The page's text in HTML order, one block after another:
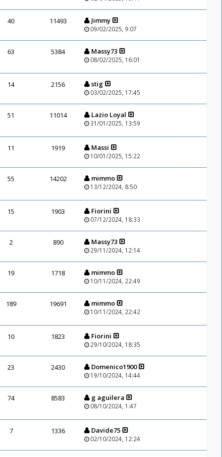
40 11493 Jimmy
09/02/2025, 9:07
63 5384 Massy73
08/02/2025, 16:01
14 2156 stig
03/02/2025, 17:45
51 11014 Lazio Loyal
31/01/2025, 13:59
11 1919 Massi
10/01/2025, 15:22
55 14202 mimmo
13/12/2024, 8:50
15 1903 Fiorini
07/12/2024, 18:33
2 890 Massy73
29/11/2024, 12:14
19 1718 mimmo
10/11/2024, 22:49
189 19691 mimmo
10/11/2024, 22:42
10 1823 Fiorini
29/10/2024, 18:35
23 2430 Domenico1900
19/10/2024, 14:44
74 8583 g aguilera
08/10/2024, 1:47
7 1336 Davide75
02/10/2024, 12:24